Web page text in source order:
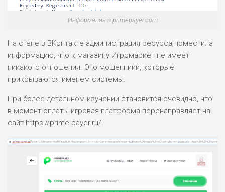
Информация о primepayer.com
На стене в ВКонтакте администрация ресурса поместила
информацию, что к магазину Игромаркет не имеет
никакого отношения. Это мошенники, которые
прикрываются именем системы.
При более детальном изучении становится очевидно, что
в момент оплаты игровая платформа перенаправляет на
сайт https://prime-payer.ru/.